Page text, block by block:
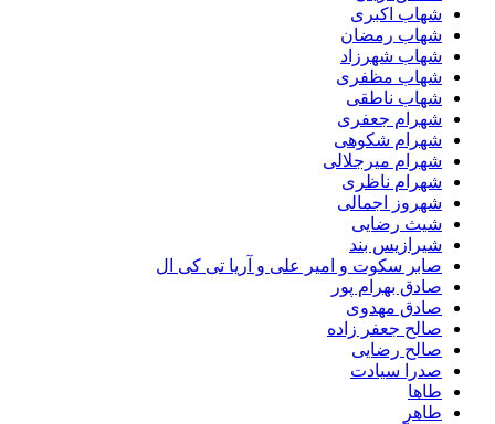
شهاب اکبری
شهاب رمضان
شهاب شهرزاد
شهاب مظفری
شهاب ناطقی
شهرام جعفری
شهرام شکوهی
شهرام میرجلالی
شهرام ناظری
شهروز اجمالی
شیث رضایی
شیرازیس بند
صابر سکوت و امیر علی و آریا تی کی ال
صادق بهرام پور
صادق مهدوی
صالح جعفر زاده
صالح رضایی
صدرا سیادت
طاها
طاهر